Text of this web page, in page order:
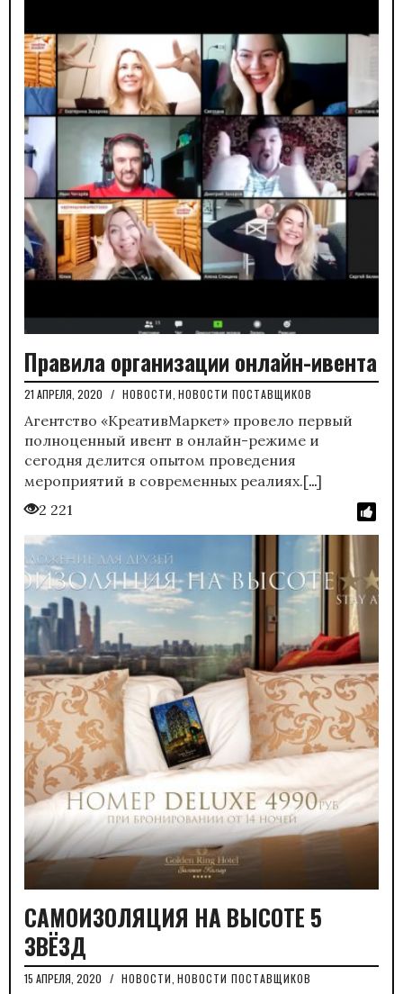
Правила организации онлайн-ивента
21 АПРЕЛЯ, 2020 / НОВОСТИ НОВОСТИ ПОСТАВЩИКОВ
Агентство «КреативМаркет» провело первый
полноценный ивент в онлайн-режиме и
сегодня делится опытом проведения
мероприятий в современных реалиях.[…]
2 221
САМОИЗОЛЯЦИЯ НА ВЫСОТЕ 5
ЗВЁЗД
15 АПРЕЛЯ, 2020 / НОВОСТИ НОВОСТИ ПОСТАВЩИКОВ